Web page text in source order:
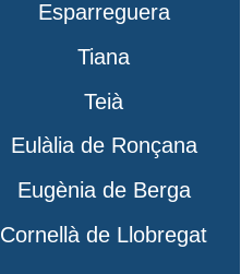
Esparreguera
Tiana
Teià
Eulàlia de Ronçana
Eugènia de Berga
Cornellà de Llobregat